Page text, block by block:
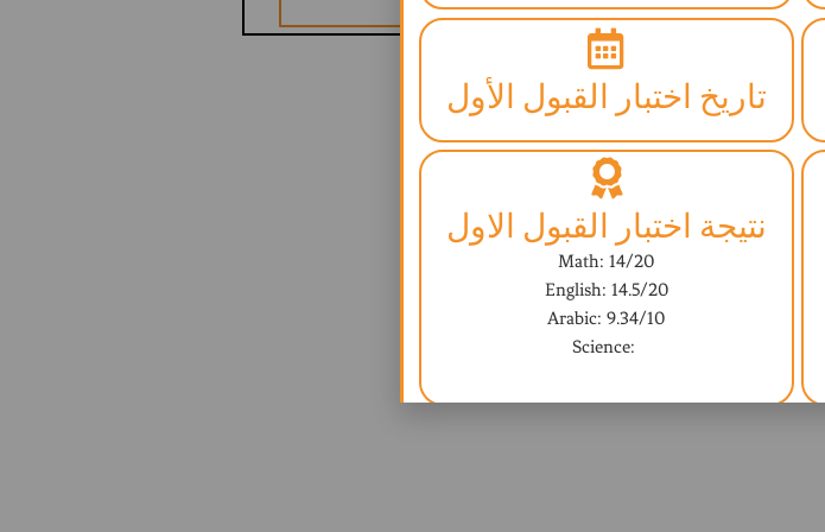
تاريخ اختبار القبول الأول
نتيجة اختبار القبول الاول
Math: 14/20
English: 14.5/20
Arabic: 9.34/10
Science: